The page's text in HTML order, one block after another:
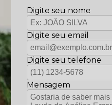
Digite seu nome
Digite seu email
Digite seu telefone
Mensagem